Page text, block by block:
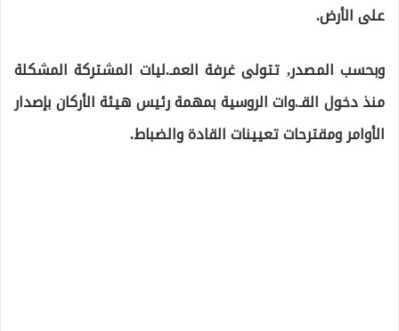
على الأرض.
وبحسب المصدر, تتولى غرفة العمـ.ليات المشتركة المشكلة
منذ دخول القـ.وات الروسية بمهمة رئيس هيئة الأركان بإصدار
الأوامر ومقترحات تعيينات القادة والضباط.